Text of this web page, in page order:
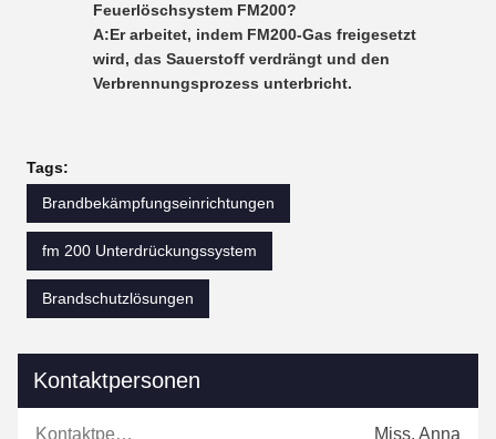
Feuerlöschsystem FM200?
A:Er arbeitet, indem FM200-Gas freigesetzt
wird, das Sauerstoff verdrängt und den
Verbrennungsprozess unterbricht.
Tags:
Brandbekämpfungseinrichtungen
fm 200 Unterdrückungssystem
Brandschutzlösungen
Kontaktpersonen
Kontaktpersonen: Miss. Anna